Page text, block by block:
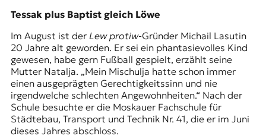
Tessak plus Baptist gleich Löwe
Im August ist der Lew protiw-Gründer Michail Lasutin
20 Jahre alt geworden. Er sei ein phantasievolles Kind
gewesen, habe gern Fußball gespielt, erzählt seine
Mutter Natalja. „Mein Mischulja hatte schon immer
einen ausgeprägten Gerechtigkeitssinn und nie
irgendwelche schlechten Angewohnheiten.“ Nach der
Schule besuchte er die Moskauer Fachschule für
Städtebau, Transport und Technik Nr. 41, die er im Juni
dieses Jahres abschloss.